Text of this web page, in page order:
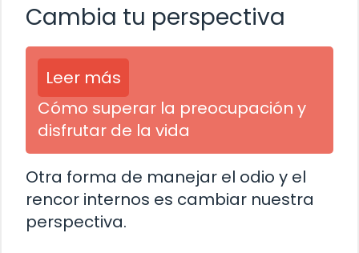
Cambia tu perspectiva
Leer más
Cómo superar la preocupación y
disfrutar de la vida
Otra forma de manejar el odio y el
rencor internos es cambiar nuestra
perspectiva.